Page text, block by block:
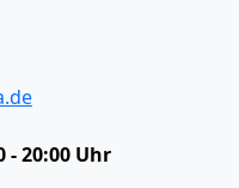
- 20:00 Uhr